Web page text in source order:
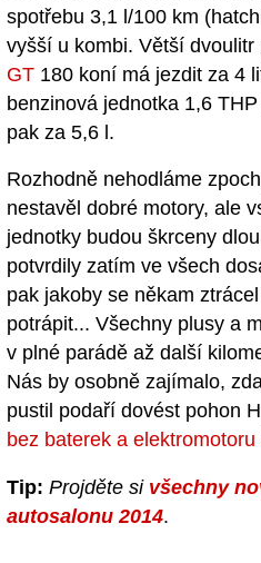
spotřebu 3,1 l/100 km
vyšší u kombi. Větší dvoulitr
GT 180 koní má jezdit za 4
benzinová jednotka 1,6
pak za 5,6 l.
Rozhodně nehodláme
nestavěl dobré motory, ale
jednotky budou škrceny
potvrdily zatím ve všech
pak jakoby se někam
potrápit... Všechny plusy a
v plné parádě až další
Nás by osobně zajímalo,
pustil podaří dovést pohon
bez baterek a elektromotoru
Tip: Projděte si všechny
autosalonu 2014.